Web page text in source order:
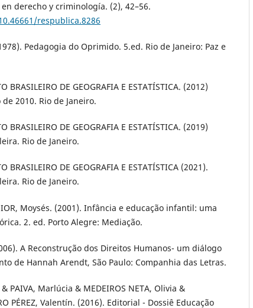
en derecho y criminología. (2), 42–56.
respublica.8286
Pedagogia do Oprimido. 5.ed. Rio de Janeiro: Paz e
BRASILEIRO DE GEOGRAFIA E ESTATÍSTICA. (2012)
2010. Rio de Janeiro.
BRASILEIRO DE GEOGRAFIA E ESTATÍSTICA. (2019)
Rio de Janeiro.
BRASILEIRO DE GEOGRAFIA E ESTATÍSTICA (2021).
Rio de Janeiro.
Moysés. (2001). Infância e educação infantil: uma
2. ed. Porto Alegre: Mediação.
A Reconstrução dos Direitos Humanos- um diálogo
de Hannah Arendt, São Paulo: Companhia das Letras.
& PAIVA, Marlúcia & MEDEIROS NETA, Olivia &
PÉREZ, Valentín. (2016). Editorial - Dossiê Educação